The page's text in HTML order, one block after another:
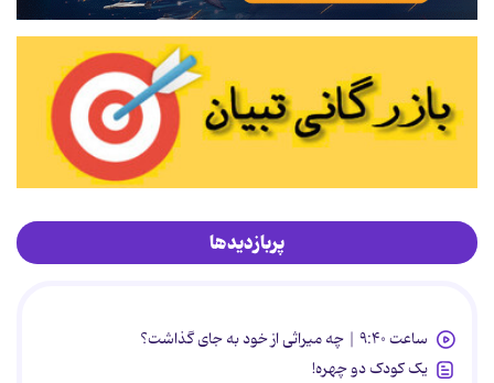
پربازدیدها
ساعت ۹:۴۰ | چه میراثی از خود به جای گذاشت؟
یک کودک دو چهره!